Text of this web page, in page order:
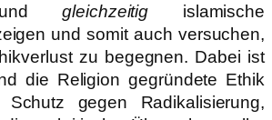
gleichzeitig islamische
und somit auch versuchen,
zu begegnen. Dabei ist
die Religion gegründete Ethik
gegen Radikalisierung,